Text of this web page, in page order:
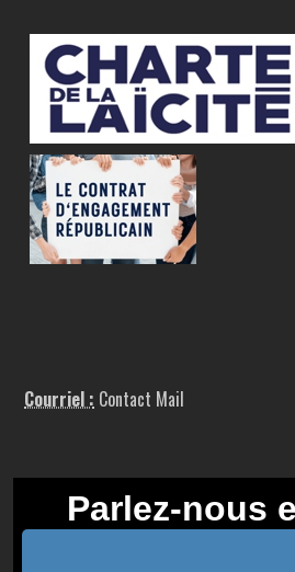
Courriel : Contact Mail